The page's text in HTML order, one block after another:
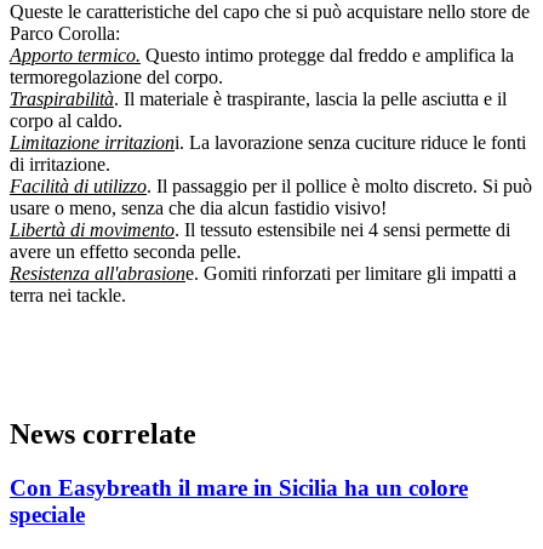
Queste le caratteristiche del capo che si può acquistare nello store de
Parco Corolla:
Apporto termico. Questo intimo protegge dal freddo e amplifica la
termoregolazione del corpo.
Traspirabilità. Il materiale è traspirante, lascia la pelle asciutta e il
corpo al caldo.
Limitazione irritazioni. La lavorazione senza cuciture riduce le fonti
di irritazione.
Facilità di utilizzo. Il passaggio per il pollice è molto discreto. Si può
usare o meno, senza che dia alcun fastidio visivo!
Libertà di movimento. Il tessuto estensibile nei 4 sensi permette di
avere un effetto seconda pelle.
Resistenza all'abrasione. Gomiti rinforzati per limitare gli impatti a
terra nei tackle.
News correlate
Con Easybreath il mare in Sicilia ha un colore
speciale